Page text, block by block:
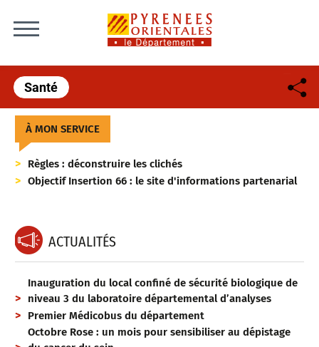
Santé
À MON SERVICE
Règles : déconstruire les clichés
Objectif Insertion 66 : le site d'informations partenarial
ACTUALITÉS
Inauguration du local confiné de sécurité biologique de
niveau 3 du laboratoire départemental d’analyses
Premier Médicobus du département
Octobre Rose : un mois pour sensibiliser au dépistage